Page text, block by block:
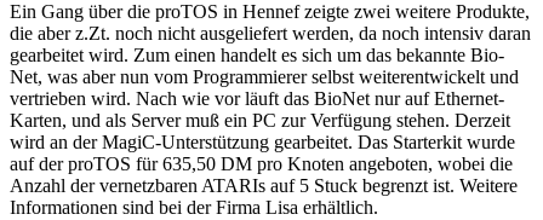
Ein Gang über die proTOS in Hennef zeigte zwei weitere Produkte,
die aber z.Zt. noch nicht ausgeliefert werden, da noch intensiv daran
gearbeitet wird. Zum einen handelt es sich um das bekannte Bio-
Net, was aber nun vom Programmierer selbst weiterentwickelt und
vertrieben wird. Nach wie vor läuft das BioNet nur auf Ethernet-
Karten, und als Server muß ein PC zur Verfügung stehen. Derzeit
wird an der MagiC-Unterstützung gearbeitet. Das Starterkit wurde
auf der proTOS für 635,50 DM pro Knoten angeboten, wobei die
Anzahl der vernetzbaren ATARIs auf 5 Stuck begrenzt ist. Weitere
Informationen sind bei der Firma Lisa erhältlich.